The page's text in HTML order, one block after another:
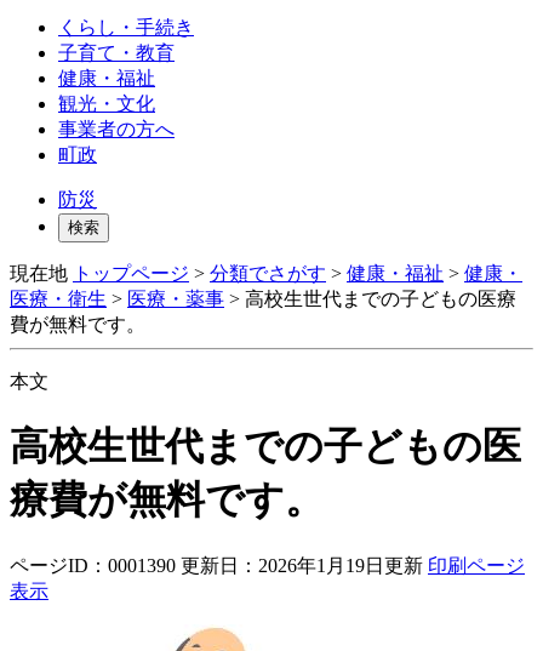
くらし・手続き
子育て・教育
健康・福祉
観光・文化
事業者の方へ
町政
防災
検索
現在地 トップページ > 分類でさがす > 健康・福祉 > 健康・
医療・衛生 > 医療・薬事 > 高校生世代までの子どもの医療
費が無料です。
本文
高校生世代までの子どもの医
療費が無料です。
ページID：0001390 更新日：2026年1月19日更新 印刷ページ
表示